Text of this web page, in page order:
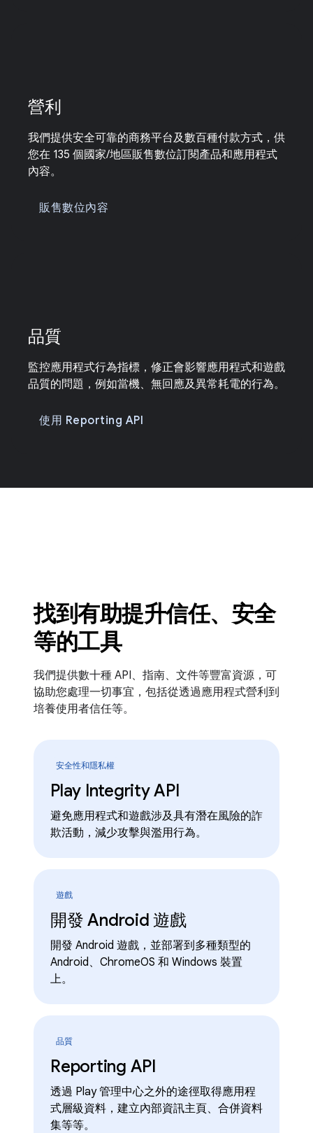
營利
我們提供安全可靠的商務平台及數百種付款方式，供
您在 135 個國家/地區販售數位訂閱產品和應用程式
內容。
販售數位內容
品質
監控應用程式行為指標，修正會影響應用程式和遊戲
品質的問題，例如當機、無回應及異常耗電的行為。
使用 Reporting API
找到有助提升信任、安全
等的工具
我們提供數十種 API、指南、文件等豐富資源，可
協助您處理一切事宜，包括從透過應用程式營利到
培養使用者信任等。
安全性和隱私權
Play Integrity API
避免應用程式和遊戲涉及具有潛在風險的詐
欺活動，減少攻擊與濫用行為。
遊戲
開發 Android 遊戲
開發 Android 遊戲，並部署到多種類型的
Android、ChromeOS 和 Windows 裝置
上。
品質
Reporting API
透過 Play 管理中心之外的途徑取得應用程
式層級資料，建立內部資訊主頁、合併資料
集等等。